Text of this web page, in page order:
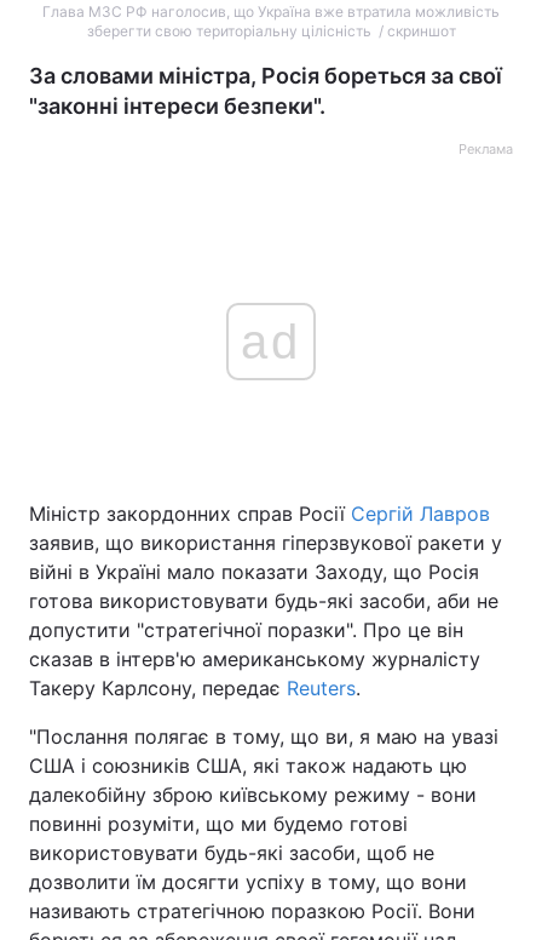
Глава МЗС РФ наголосив, що Україна вже втратила можливість
зберегти свою територіальну цілісність / скриншот
За словами міністра, Росія бореться за свої
"законні інтереси безпеки".
Реклама
ad
Міністр закордонних справ Росії Сергій Лавров
заявив, що використання гіперзвукової ракети у
війні в Україні мало показати Заходу, що Росія
готова використовувати будь-які засоби, аби не
допустити "стратегічної поразки". Про це він
сказав в інтерв'ю американському журналісту
Такеру Карлсону, передає Reuters.
"Послання полягає в тому, що ви, я маю на увазі
США і союзників США, які також надають цю
далекобійну зброю київському режиму - вони
повинні розуміти, що ми будемо готові
використовувати будь-які засоби, щоб не
дозволити їм досягти успіху в тому, що вони
називають стратегічною поразкою Росії. Вони